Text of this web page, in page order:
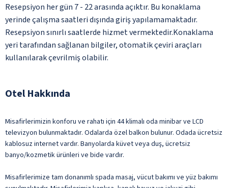
Resepsiyon her gün 7 - 22 arasında açıktır. Bu konaklama
yerinde çalışma saatleri dışında giriş yapılamamaktadır.
Resepsiyon sınırlı saatlerde hizmet vermektedir.Konaklama
yeri tarafından sağlanan bilgiler, otomatik çeviri araçları
kullanılarak çevrilmiş olabilir.
Otel Hakkında
Misafirlerimizin konforu ve rahatı için 44 klimalı oda minibar ve LCD
televizyon bulunmaktadır. Odalarda özel balkon bulunur. Odada ücretsiz
kablosuz internet vardır. Banyolarda küvet veya duş, ücretsiz
banyo/kozmetik ürünleri ve bide vardır.
Misafirlerimize tam donanımlı spada masaj, vücut bakımı ve yüz bakımı